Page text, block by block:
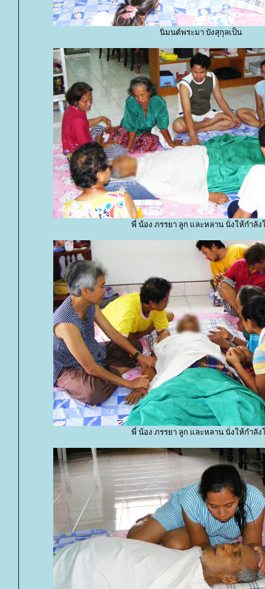
นิมนต์พระมา บังสุกุลเป็น
พี่ น้อง ภรรยา ลูก และหลาน นั่งให้กำลัง
พี่ น้อง ภรรยา ลูก และหลาน นั่งให้กำลัง